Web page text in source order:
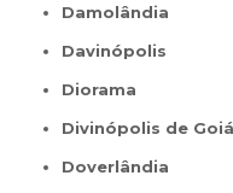
Damolândia
Davinópolis
Diorama
Divinópolis de
Doverlândia